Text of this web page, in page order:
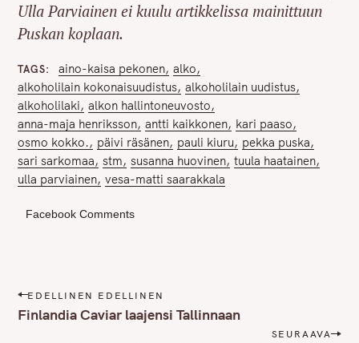
Ulla Parviainen ei kuulu artikkelissa mainittuun
Puskan koplaan.
TAGS aino-kaisa pekonen alko
alkoholilain kokonaisuudistus alkoholilain uudistus
alkoholilaki alkon hallintoneuvosto
anna-maja henriksson antti kaikkonen kari paaso
osmo kokko.
päivi räsänen pauli kiuru
pekka puska
sari sarkomaa stm susanna huovinen tuula haatainen
ulla parviainen vesa-matti saarakkala
Facebook Comments
P
o
EDELLINEN EDELLINEN
Finlandia Caviar laajensi Tallinnaan
SEURAAVA